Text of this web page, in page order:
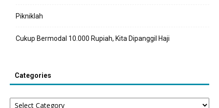
Pikniklah
Cukup Bermodal 10.000 Rupiah, Kita Dipanggil Haji
Categories
Categories